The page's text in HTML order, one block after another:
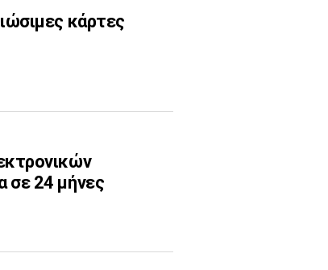
κάρτες
σε 24 μήνες